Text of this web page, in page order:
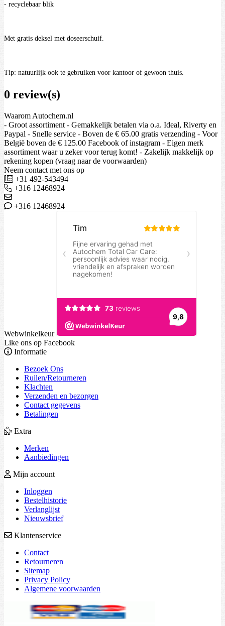
- recyclebaar blik
Met gratis deksel met doseerschuif.
Tip: natuurlijk ook te gebruiken voor kantoor of gewoon thuis.
0 review(s)
Waarom Autochem.nl
- Groot assortiment - Gemakkelijk betalen via o.a. Ideal, Riverty en
Paypal - Snelle service - Boven de € 65.00 gratis verzending - Voor
België boven de € 125.00 Facebook of instagram - Eigen merk
assortiment waar u zeker voor terug komt! - Zakelijk makkelijk op
rekening kopen (vraag naar de voorwaarden)
Neem contact met ons op
+31 492-543494
+316 12468924
+316 12468924
Webwinkelkeur
Like ons op Facebook
Informatie
Bezoek Ons
Ruilen/Retourneren
Klachten
Verzenden en bezorgen
Contact gegevens
Betalingen
Extra
Merken
Aanbiedingen
Mijn account
Inloggen
Bestelhistorie
Verlanglijst
Nieuwsbrief
Klantenservice
Contact
Retourneren
Sitemap
Privacy Policy
Algemene voorwaarden